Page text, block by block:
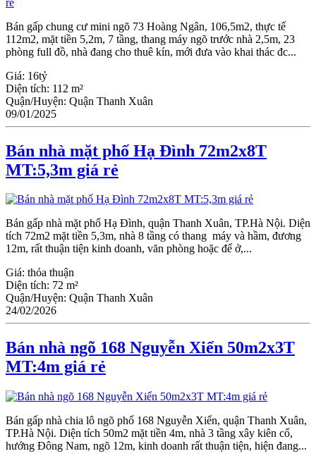
Bán gấp chung cư mini ngõ 73 Hoàng Ngân, 106,5m2, thực tế
112m2, mặt tiền 5,2m, 7 tầng, thang máy ngõ trước nhà 2,5m, 23
phòng full đồ, nhà đang cho thuê kín, mới đưa vào khai thác đc...
Giá: 16tỷ
Diện tích: 112 m²
Quận/Huyện: Quận Thanh Xuân
09/01/2025
Bán nhà mặt phố Hạ Đình 72m2x8T
MT:5,3m giá rẻ
Bán gấp nhà mặt phố Hạ Đình, quận Thanh Xuân, TP.Hà Nội. Diện
tích 72m2 mặt tiền 5,3m, nhà 8 tầng có thang máy và hầm, đương
12m, rất thuận tiện kinh doanh, văn phòng hoặc để ở,...
Giá: thỏa thuận
Diện tích: 72 m²
Quận/Huyện: Quận Thanh Xuân
24/02/2026
Bán nhà ngõ 168 Nguyễn Xiển 50m2x3T
MT:4m giá rẻ
Bán gấp nhà chia lô ngõ phố 168 Nguyễn Xiển, quận Thanh Xuân,
TP.Hà Nội. Diện tích 50m2 mặt tiền 4m, nhà 3 tầng xây kiên cố,
hướng Đông Nam, ngõ 12m, kinh doanh rất thuận tiện, hiện đang...